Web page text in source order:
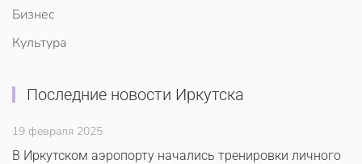
Бизнес
Культура
Последние новости Иркутска
19 февраля 2025
В Иркутском аэропорту начались тренировки личного